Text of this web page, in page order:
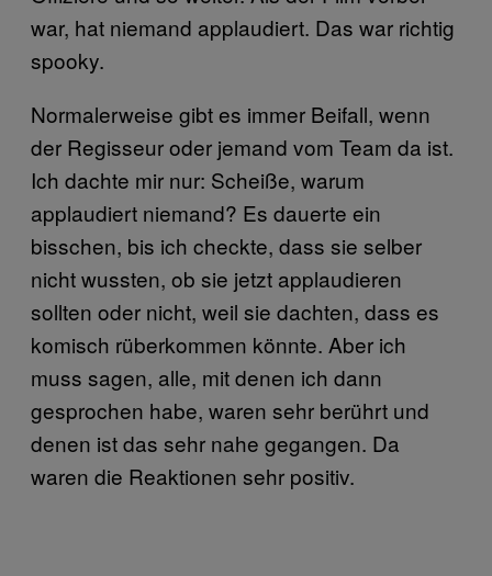
war, hat niemand applaudiert. Das war richtig
spooky.
Normalerweise gibt es immer Beifall, wenn
der Regisseur oder jemand vom Team da ist.
Ich dachte mir nur: Scheiße, warum
applaudiert niemand? Es dauerte ein
bisschen, bis ich checkte, dass sie selber
nicht wussten, ob sie jetzt applaudieren
sollten oder nicht, weil sie dachten, dass es
komisch rüberkommen könnte. Aber ich
muss sagen, alle, mit denen ich dann
gesprochen habe, waren sehr berührt und
denen ist das sehr nahe gegangen. Da
waren die Reaktionen sehr positiv.